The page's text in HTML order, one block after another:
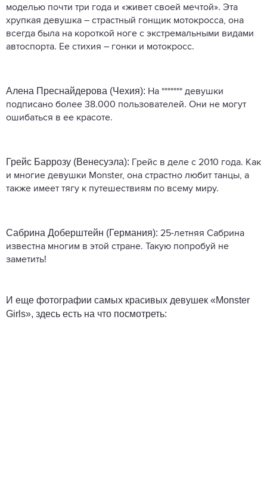
моделью почти три года и «живет своей мечтой». Эта
хрупкая девушка – страстный гонщик мотокросса, она
всегда была на короткой ноге с экстремальными видами
автоспорта. Ее стихия – гонки и мотокросс.
Алена Преснайдерова (Чехия): На ******* девушки
подписано более 38.000 пользователей. Они не могут
ошибаться в ее красоте.
Грейс Баррозу (Венесуэла): Грейс в деле с 2010 года. Как
и многие девушки Monster, она страстно любит танцы, а
также имеет тягу к путешествиям по всему миру.
Сабрина Доберштейн (Германия): 25-летняя Сабрина
известна многим в этой стране. Такую попробуй не
заметить!
И еще фотографии самых красивых девушек «Monster
Girls», здесь есть на что посмотреть: